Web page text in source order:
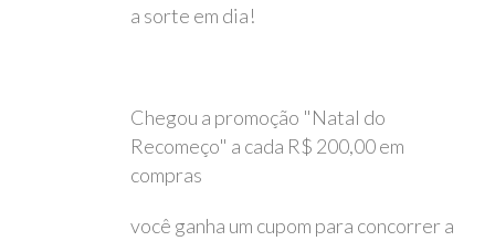
a sorte em dia!
Chegou a promoção "Natal do
Recomeço" a cada R$ 200,00 em
compras
você ganha um cupom para concorrer a